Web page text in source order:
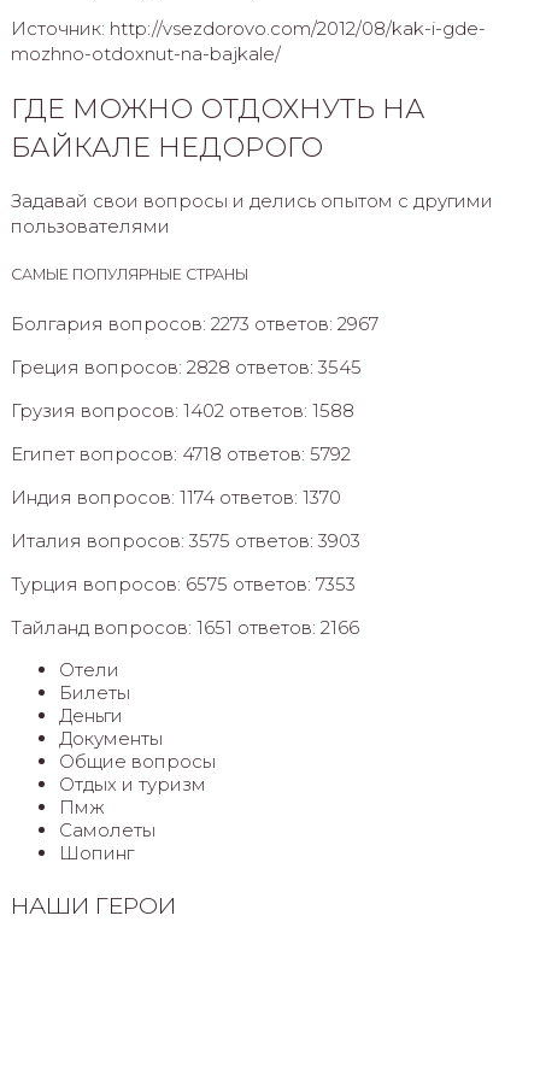
Источник: http://vsezdorovo.com/2012/08/kak-i-gde-
mozhno-otdoxnut-na-bajkale/
ГДЕ МОЖНО ОТДОХНУТЬ НА
БАЙКАЛЕ НЕДОРОГО
Задавай свои вопросы и делись опытом с другими
пользователями
САМЫЕ ПОПУЛЯРНЫЕ СТРАНЫ
Болгария вопросов: 2273 ответов: 2967
Греция вопросов: 2828 ответов: 3545
Грузия вопросов: 1402 ответов: 1588
Египет вопросов: 4718 ответов: 5792
Индия вопросов: 1174 ответов: 1370
Италия вопросов: 3575 ответов: 3903
Турция вопросов: 6575 ответов: 7353
Тайланд вопросов: 1651 ответов: 2166
Отели
Билеты
Деньги
Документы
Общие вопросы
Отдых и туризм
Пмж
Самолеты
Шопинг
НАШИ ГЕРОИ